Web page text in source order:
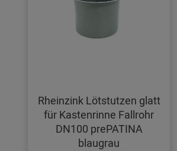
Rheinzink Lötstutzen glatt
für Kastenrinne Fallrohr
DN100 prePATINA
blaugrau